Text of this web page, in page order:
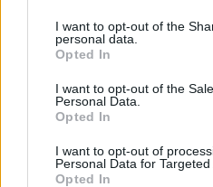
not limited to your visit or
grant or deny consent to
use your data for below
consent section.
I want to opt-out of the
personal data.
Opted In
I want to opt-out of the
Personal Data.
Opted In
I want to opt-out of
Personal Data for Targeted
Opted In
NYERŐ PÁROS
SIMON ERIKA MAGASSÁG
FÉLELEM